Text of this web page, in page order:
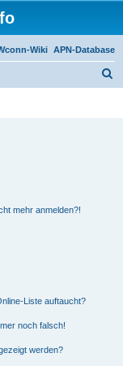
APN-Database
Wiki
mehr anmelden?!
Liste auftaucht?
noch falsch!
werden?